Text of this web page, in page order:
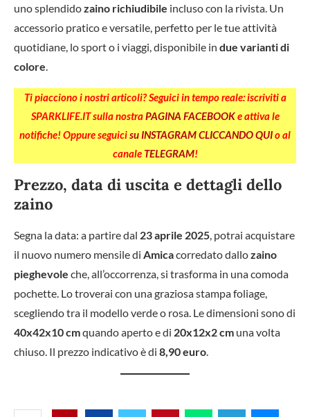
uno splendidozaino richiudibile incluso con la rivista. Un
accessorio pratico e versatile, perfetto per le tue attività
quotidiane, lo sport o i viaggi, disponibile in due varianti di
colore.
Ti piacciono i nostri articoli? Seguici in tempo reale: iscriviti a
SPARKLIFE.IT sulla nostraPAGINA FACEBOOKe attiva le
notifiche! Oppure seguicisu INSTAGRAM CLICCANDO QUIo al
canale TELEGRAM!
Prezzo, data di uscita e dettagli dello
zaino
Segna la data: a partire dal 23 aprile 2025, potrai acquistare
il nuovo numero mensile di Amicacorredato dallozaino
pieghevole che, all’occorrenza, si trasforma in una comoda
pochette. Lo troverai con una graziosa stampa foliage,
scegliendo tra il modello verde o rosa. Le dimensioni sono di
40x42x10 cmquando aperto e di 20x12x2 cm una volta
chiuso. Il prezzo indicativo è di 8,90 euro.